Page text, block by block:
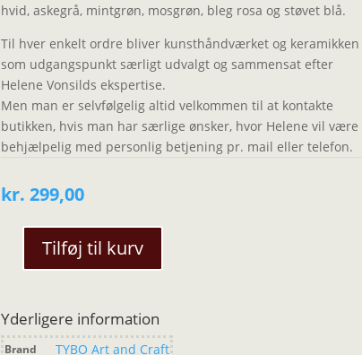
hvid, askegrå, mintgrøn, mosgrøn, bleg rosa og støvet blå.
Til hver enkelt ordre bliver kunsthåndværket og keramikken
som udgangspunkt særligt udvalgt og sammensat efter
Helene Vonsilds ekspertise.
Men man er selvfølgelig altid velkommen til at kontakte
butikken, hvis man har særlige ønsker, hvor Helene vil være
behjælpelig med personlig betjening pr. mail eller telefon.
kr. 299,00
mælkekande
-
Tilføj til kurv
Yderligere information
Brand TYBO Art and Craft